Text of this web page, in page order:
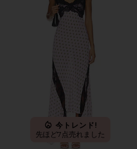
今トレンド!
先ほど7点売れました